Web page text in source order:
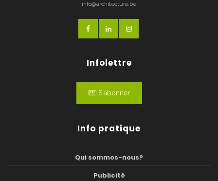
info@architectura.be
Infolettre
S'abonner
Info pratique
Qui sommes-nous?
Publicité